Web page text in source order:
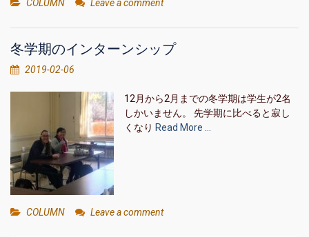
COLUMN Leave a comment
冬学期のインターンシップ
2019-02-06
12月から2月までの冬学期は学生が2名
しかいません。 先学期に比べると寂し
くなり Read More …
COLUMN Leave a comment